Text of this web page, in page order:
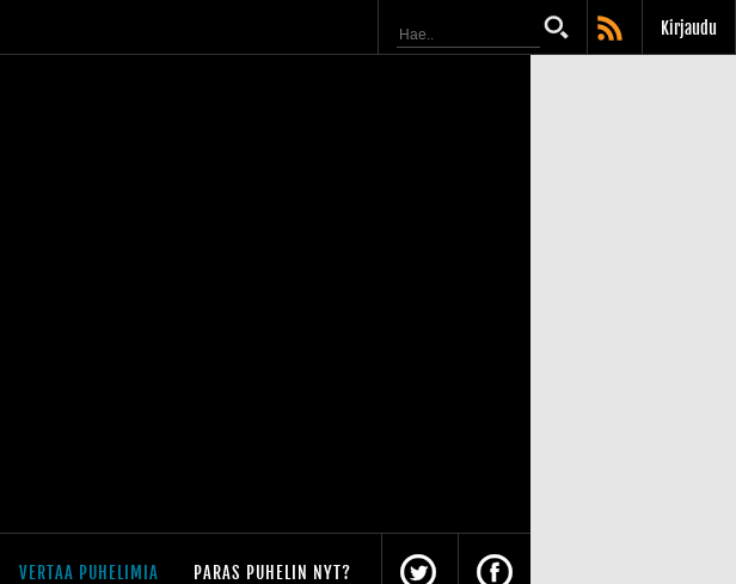
Kirjaudu
VERTAA PUHELIMIA PARAS PUHELIN NYT?